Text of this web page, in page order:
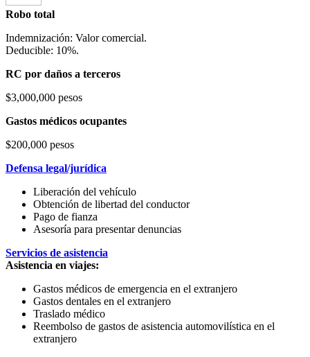
Robo total
Indemnización: Valor comercial.
Deducible: 10%.
RC por daños a terceros
$3,000,000 pesos
Gastos médicos ocupantes
$200,000 pesos
Defensa legal/jurídica
Liberación del vehículo
Obtención de libertad del conductor
Pago de fianza
Asesoría para presentar denuncias
Servicios de asistencia
Asistencia en viajes:
Gastos médicos de emergencia en el extranjero
Gastos dentales en el extranjero
Traslado médico
Reembolso de gastos de asistencia automovilística en el
extranjero